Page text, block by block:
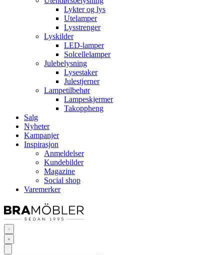
Lykter og lys
Utelamper
Lysstrenger
Lyskilder
LED-lamper
Solcellelamper
Julebelysning
Lysestaker
Julestjerner
Lampetilbehør
Lampeskjermer
Takoppheng
Salg
Nyheter
Kampanjer
Inspirasjon
Anmeldelser
Kundebilder
Magazine
Social shop
Varemerker